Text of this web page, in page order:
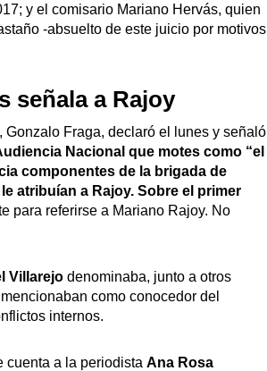
y el comisario Mariano Hervás, quien
-absuelto de este juicio por motivos
señala a Rajoy
Fraga, declaró el lunes y señaló
Nacional que motes como “el
componentes de la brigada de
atribuían a Rajoy. Sobre el primer
para referirse a Mariano Rajoy. No
Villarejo denominaba, junto a otros
como conocedor del
internos.
cuenta a la periodista Ana Rosa